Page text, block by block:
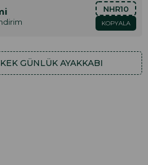
NHR10
KOPYALA
GÜNLÜK AYAKKABI